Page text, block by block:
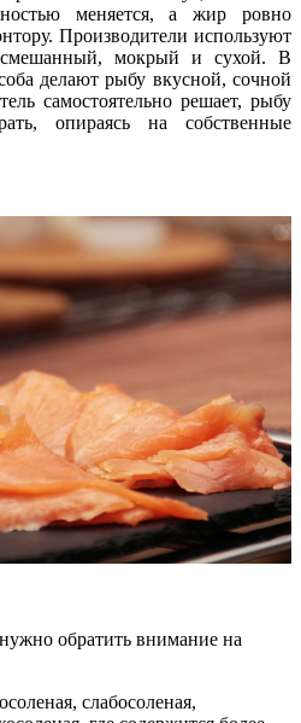
меняется, а жир ровно
Производители используют
смешанный, мокрый и сухой. В
делают рыбу вкусной, сочной
самостоятельно решает, рыбу
опираясь на собственные
обратить внимание на
слабосоленая,